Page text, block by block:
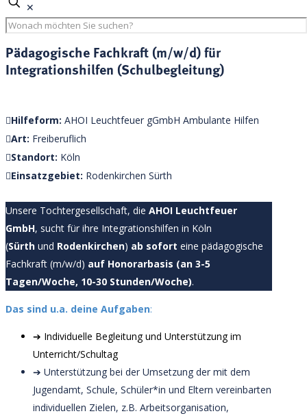
✕
Pädagogische Fachkraft (m/w/d) für
Integrationshilfen (Schulbegleitung)
Hilfeform: AHOI Leuchtfeuer gGmbH Ambulante Hilfen
Art: Freiberuflich
Standort: Köln
Einsatzgebiet: Rodenkirchen Sürth
Unsere Tochtergesellschaft, die AHOI Leuchtfeuer
GmbH, sucht für ihre Integrationshilfen in Köln
(Sürth und Rodenkirchen) ab sofort eine pädagogische
Fachkraft (m/w/d) auf Honorarbasis (an 3-5
Tagen/Woche, 10-30 Stunden/Woche).
Das sind u.a. deine Aufgaben:
➔ Individuelle Begleitung und Unterstützung im
Unterricht/Schultag
➔ Unterstützung bei der Umsetzung der mit dem
Jugendamt, Schule, Schüler*in und Eltern vereinbarten
individuellen Zielen, z.B. Arbeitsorganisation,